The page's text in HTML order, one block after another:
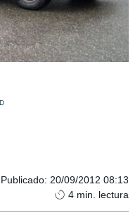
Publicado: 20/09/2012 08:13
4 min. lectura